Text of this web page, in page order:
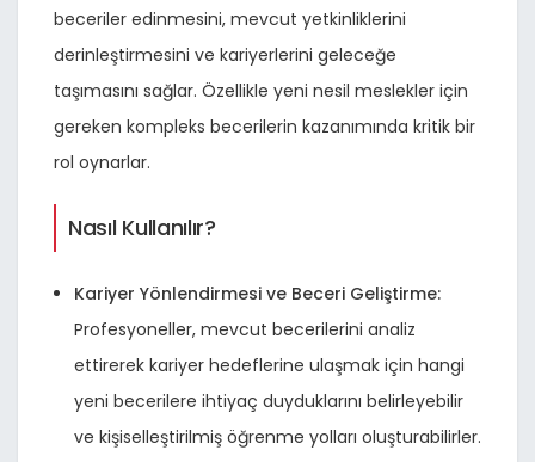
beceriler edinmesini, mevcut yetkinliklerini
derinleştirmesini ve kariyerlerini geleceğe
taşımasını sağlar. Özellikle yeni nesil meslekler için
gereken kompleks becerilerin kazanımında kritik bir
rol oynarlar.
Nasıl Kullanılır?
Kariyer Yönlendirmesi ve Beceri Geliştirme:
Profesyoneller, mevcut becerilerini analiz
ettirerek kariyer hedeflerine ulaşmak için hangi
yeni becerilere ihtiyaç duyduklarını belirleyebilir
ve kişiselleştirilmiş öğrenme yolları oluşturabilirler.